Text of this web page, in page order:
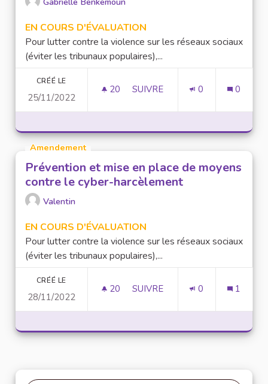
EN COURS D'ÉVALUATION
Pour lutter contre la violence sur les réseaux sociaux
(éviter les tribunaux populaires),...
CRÉÉ LE
25/11/2022
20 20 ABONNÉS
SUIVRE 0 0
Amendement
Prévention et mise en place de moyens
contre le cyber-harcèlement
Valentin
EN COURS D'ÉVALUATION
Pour lutter contre la violence sur les réseaux sociaux
(éviter les tribunaux populaires),...
CRÉÉ LE
28/11/2022
20 20 ABONNÉS
SUIVRE 0 1